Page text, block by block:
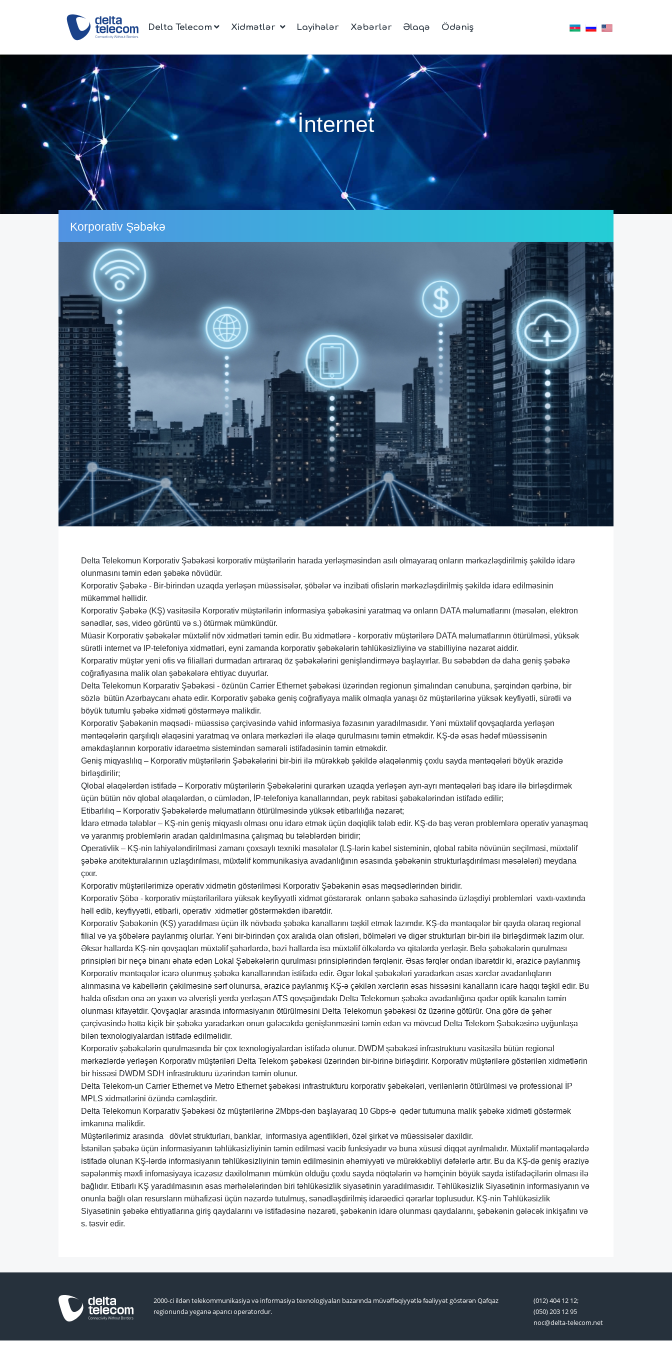
Delta Telecom Xidmətlər Layihələr Xəbərlər Əlaqə Ödəniş
İnternet
Korporativ Şəbəkə
Delta Telekomun Korporativ Şəbəkəsi korporativ müştərilərin harada yerləşməsindən asılı olmayaraq onların mərkəzləşdirilmiş şəkildə idarə
olunmasını təmin edən şəbəkə növüdür.
Korporativ Şəbəkə - Bir-birindən uzaqda yerləşən müəssisələr, şöbələr və inzibati ofislərin mərkəzləşdirilmiş şəkildə idarə edilməsinin
mükəmməl həllidir.
Korporativ Şəbəkə (KŞ) vasitəsilə Korporativ müştərilərin informasiya şəbəkəsini yaratmaq və onların DATA məlumatlarını (məsələn, elektron
sənədlər, səs, video görüntü və s.) ötürmək mümkündür.
Müasir Korporativ şəbəkələr müxtəlif növ xidmətləri təmin edir. Bu xidmətlərə - korporativ müştərilərə DATA məlumatlarının ötürülməsi, yüksək
sürətli internet və IP-telefoniya xidmətləri, eyni zamanda korporativ şəbəkələrin təhlükəsizliyinə və stabilliyinə nəzarət aiddir.
Korparativ müştər yeni ofis və filiallari durmadan artıraraq öz şəbəkələrini genişləndirməyə başlayırlar. Bu səbəbdən də daha geniş şəbəkə
coğrafiyasına malik olan şəbəkələrə ehtiyac duyurlar.
Delta Telekomun Korparativ Şəbəkəsi - özünün Carrier Ethernet şəbəkəsi üzərindən regionun şimalından cənubuna, şərqindən qərbinə, bir
sözlə bütün Azərbaycanı əhatə edir. Korporativ şəbəkə geniş coğrafiyaya malik olmaqla yanaşı öz müştərilərinə yüksək keyfiyətli, sürətli və
böyük tutumlu şəbəkə xidməti göstərməyə malikdir.
Korporativ Şəbəkənin məqsədi- müəssisə çərçivəsində vahid informasiya fəzasının yaradılmasıdır. Yəni müxtəlif qovşaqlarda yerləşən
məntəqələrin qarşılıqlı əlaqəsini yaratmaq və onlara mərkəzləri ilə əlaqə qurulmasını təmin etməkdir. KŞ-də əsas hədəf müəssisənin
əməkdaşlarının korporativ idarəetmə sistemindən səmərəli istifadəsinin təmin etməkdir.
Geniş miqyaslılıq – Korporativ müştərilərin Şəbəkələrini bir-biri ilə mürəkkəb şəkildə əlaqələnmiş çoxlu sayda məntəqələri böyük ərazidə
birləşdirilir;
Qlobal əlaqələrdən istifadə – Korporativ müştərilərin Şəbəkələrini qurarkən uzaqda yerləşən ayrı-ayrı məntəqələri baş idarə ilə birləşdirmək
üçün bütün növ qlobal əlaqələrdən, o cümlədən, İP-telefoniya kanallarından, peyk rabitəsi şəbəkələrindən istifadə edilir;
Etibarlılıq – Korporativ Şəbəkələrdə məlumatların ötürülməsində yüksək etibarlılığa nəzarət;
İdarə etmədə tələblər – KŞ-nin geniş miqyaslı olması onu idarə etmək üçün dəqiqlik tələb edir. KŞ-də baş verən problemlərə operativ yanaşmaq
və yaranmış problemlərin aradan qaldırılmasına çalışmaq bu tələblərdən biridir;
Operativlik – KŞ-nin lahiyələndirilməsi zamanı çoxsaylı texniki məsələlər (LŞ-lərin kabel sisteminin, qlobal rabitə növünün seçilməsi, müxtəlif
şəbəkə arxitekturalarının uzlaşdırılması, müxtəlif kommunikasiya avadanlığının əsasında şəbəkənin strukturlaşdırılması məsələləri) meydana
çıxır.
Korporativ müştərilərimizə operativ xidmətin göstərilməsi Korporativ Şəbəkənin əsas məqsədlərindən biridir.
Korporativ Şöbə - korporativ müştərilərilərə yüksək keyfiyyətli xidmət göstərərək onların şəbəkə sahəsində üzləşdiyi problemləri vaxtı-vaxtında
həll edib, keyfiyyətli, etibarli, operativ xidmətlər göstərməkdən ibarətdir.
Korporativ Şəbəkənin (KŞ) yaradılması üçün ilk növbədə şəbəkə kanallarını təşkil etmək lazımdır. KŞ-də məntəqələr bir qayda olaraq regional
filial və ya şöbələrə paylanmış olurlar. Yəni bir-birindən çox aralıda olan ofisləri, bölmələri və digər strukturları bir-biri ilə birləşdirmək lazım olur.
Əksər hallarda KŞ-nin qovşaqları müxtəlif şəhərlərdə, bəzi hallarda isə müxtəlif ölkələrdə və qitələrdə yerləşir. Belə şəbəkələrin qurulması
prinsipləri bir neçə binanı əhatə edən Lokal Şəbəkələrin qurulması prinsiplərindən fərqlənir. Əsas fərqlər ondan ibarətdir ki, ərazicə paylanmış
Korporativ məntəqələr icarə olunmuş şəbəkə kanallarından istifadə edir. Əgər lokal şəbəkələri yaradarkən əsas xərclər avadanlıqların
alınmasına və kabellərin çəkilməsinə sərf olunursa, ərazicə paylanmış KŞ-ə çəkilən xərclərin əsas hissəsini kanalların icarə haqqı təşkil edir. Bu
halda ofisdən ona ən yaxın və əlverişli yerdə yerləşən ATS qovşağındakı Delta Telekomun şəbəkə avadanlığına qədər optik kanalın təmin
olunması kifayətdir. Qovşaqlar arasında informasiyanın ötürülməsini Delta Telekomun şəbəkəsi öz üzərinə götürür. Ona görə də şəhər
çərçivəsində hətta kiçik bir şəbəkə yaradarkən onun gələcəkdə genişlənməsini təmin edən və mövcud Delta Telekom Şəbəkəsinə uyğunlaşa
bilən texnologiyalardan istifadə edilməlidir.
Korporativ şəbəkələrin qurulmasında bir çox texnologiyalardan istifadə olunur. DWDM şəbəkəsi infrastrukturu vasitəsilə bütün regional
mərkəzlərdə yerləşən Korporativ müştəriləri Delta Telekom şəbəkəsi üzərindən bir-birinə birləşdirir. Korporativ müştərilərə göstərilən xidmətlərin
bir hissəsi DWDM SDH infrastrukturu üzərindən təmin olunur.
Delta Telekom-un Carrier Ethernet və Metro Ethernet şəbəkəsi infrastrukturu korporativ şəbəkələri, verilənlərin ötürülməsi və professional İP
MPLS xidmətlərini özündə cəmləşdirir.
Delta Telekomun Korparativ Şəbəkəsi öz müştərilərinə 2Mbps-dən başlayaraq 10 Gbps-ə qədər tutumuna malik şəbəkə xidməti göstərmək
imkanına malikdir.
Müştərilərimiz arasında dövlət strukturları, banklar, informasiya agentlikləri, özəl şirkət və müəssisələr daxildir.
İstənilən şəbəkə üçün informasiyanın təhlükəsizliyinin təmin edilməsi vacib funksiyadır və buna xüsusi diqqət ayrılmalıdır. Müxtəlif məntəqələrdə
istifadə olunan KŞ-lərdə informasiyanın təhlükəsizliyinin təmin edilməsinin əhəmiyyəti və mürəkkəbliyi dəfələrlə artır. Bu da KŞ-də geniş əraziyə
səpələnmiş məxfi infomasiyaya icazəsız daxilolmanın mümkün olduğu çoxlu sayda nöqtələrin və həmçinin böyük sayda istifadəçilərin olması ilə
bağlıdır. Etibarlı KŞ yaradılmasının əsas mərhələlərindən biri təhlükəsizlik siyasətinin yaradılmasıdır. Təhlükəsizlik Siyasətinin informasiyanın və
onunla bağlı olan resursların mühafizəsi üçün nəzərdə tutulmuş, sənədləşdirilmiş idarəedici qərarlar toplusudur. KŞ-nin Təhlükəsizlik
Siyasətinin şəbəkə ehtiyatlarına giriş qaydalarını və istifadəsinə nəzarəti, şəbəkənin idarə olunması qaydalarını, şəbəkənin gələcək inkişafını və
s. təsvir edir.
2000-ci ildən telekommunikasiya və informasiya texnologiyaları bazarında müvəffəqiyyətlə fəaliyyət göstərən Qafqaz
regionunda yeganə aparıcı operatordur.
(012) 404 12 12;
(050) 203 12 95
noc@delta-telecom.net